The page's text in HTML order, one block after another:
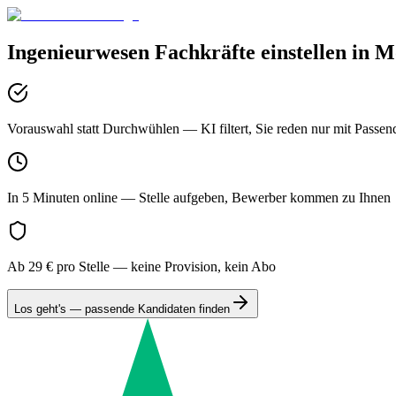
Ingenieurwesen Fachkräfte einstellen in
Vorauswahl statt Durchwühlen — KI filtert, Sie reden nur mit
In 5 Minuten online — Stelle aufgeben, Bewerber kommen zu Ihnen
Ab 29 € pro Stelle — keine Provision, kein Abo
Los geht's — passende Kandidaten finden